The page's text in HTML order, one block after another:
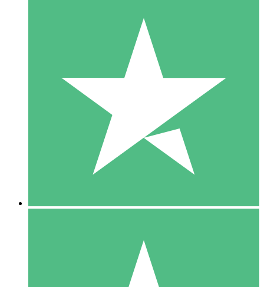
Individuele Creditpakketten
Betaal per gebruik met downloadtegoeden. Geen maandelijkse
1000
10 Downloaden
20 00